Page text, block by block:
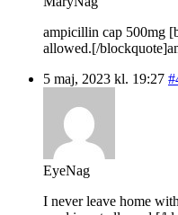
ampicillin cap 500mg
allowed.[/
5 maj, 2023 kl. 19:27
EyeNag
I never leave home